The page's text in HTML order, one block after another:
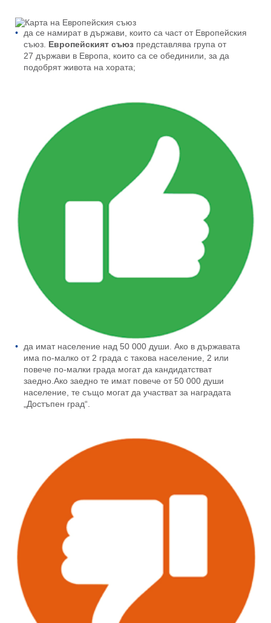
да се намират в държави, които са част от Европейския
съюз. Европейският съюз представлява група от
27 държави в Европа, които са се обединили, за да
подобрят живота на хората;
да имат население над 50 000 души. Ако в държавата
има по-малко от 2 града с такова население, 2 или
повече по-малки града могат да кандидатстват
заедно.Ако заедно те имат повече от 50 000 души
население, те също могат да участват за наградата
„Достъпен град“.